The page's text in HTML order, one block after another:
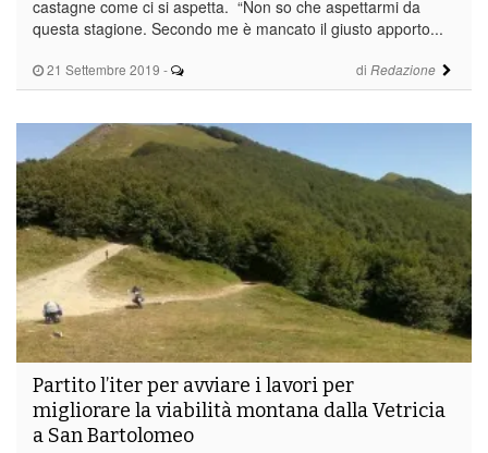
21 Settembre 2019 - di Redazione
castagne come ci si aspetta. “Non so che aspettarmi da
questa stagione. Secondo me è mancato il giusto apporto...
Partito l’iter per avviare i lavori per
migliorare la viabilità montana dalla Vetricia
a San Bartolomeo